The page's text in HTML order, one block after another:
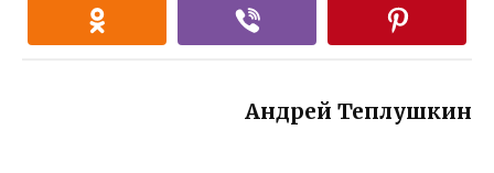
Андрей Теплушкин